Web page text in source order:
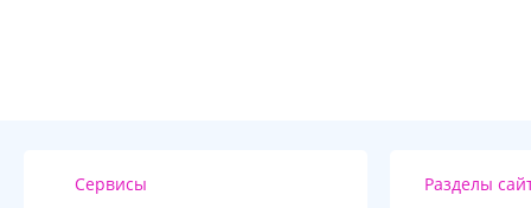
Сервисы Разделы